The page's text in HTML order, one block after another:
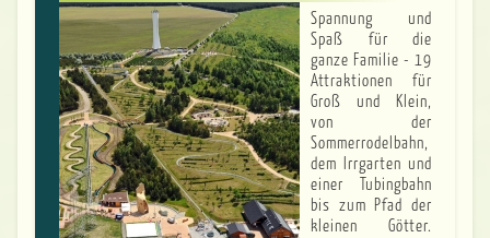
Spannung und
Spaß für die
ganze Familie - 19
Attraktionen für
Groß und Klein,
von der
Sommerrodelbahn,
dem Irrgarten und
einer Tubingbahn
bis zum Pfad der
kleinen Götter.